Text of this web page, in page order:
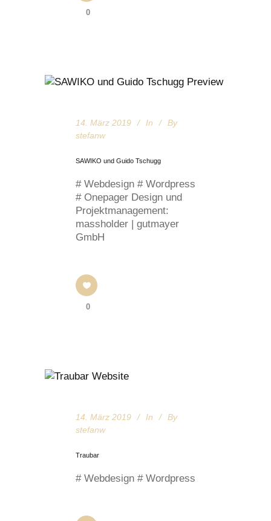
0
14. März 2019 In
By
stefanw
SAWIKO und Guido Tschugg
# Webdesign # Wordpress
# Onepager Design und
Projektmanagement:
massholder | gutmayer
GmbH
0
14. März 2019 In
By
stefanw
Traubar
# Webdesign # Wordpress